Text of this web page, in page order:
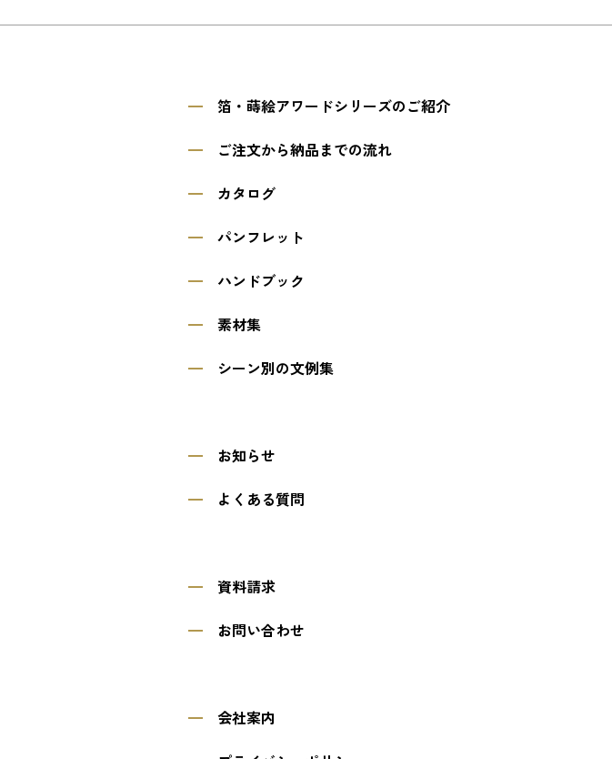
箔・蒔絵アワードシリーズのご紹介
ご注文から納品までの流れ
カタログ
パンフレット
ハンドブック
素材集
シーン別の文例集
お知らせ
よくある質問
資料請求
お問い合わせ
会社案内